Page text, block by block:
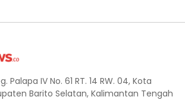
Palapa IV No. 61 RT. 14 RW. 04, Kota
Barito Selatan, Kalimantan Tengah